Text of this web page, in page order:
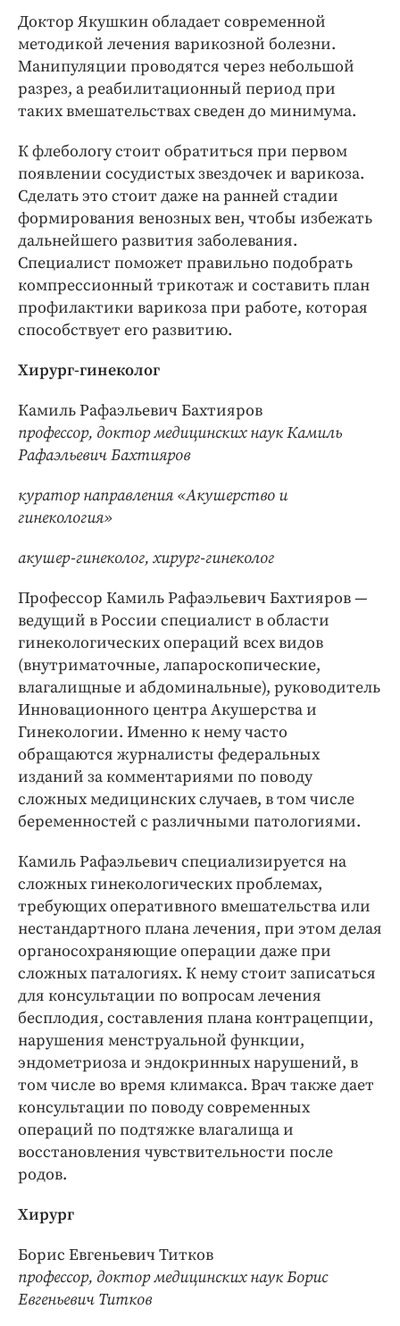
Доктор Якушкин обладает современной
методикой лечения варикозной болезни.
Манипуляции проводятся через небольшой
разрез, а реабилитационный период при
таких вмешательствах сведен до минимума.
К флебологу стоит обратиться при первом
появлении сосудистых звездочек и варикоза.
Сделать это стоит даже на ранней стадии
формирования венозных вен, чтобы избежать
дальнейшего развития заболевания.
Специалист поможет правильно подобрать
компрессионный трикотаж и составить план
профилактики варикоза при работе, которая
способствует его развитию.
Хирург-гинеколог
Камиль Рафаэльевич Бахтияров
профессор, доктор медицинских наук Камиль
Рафаэльевич Бахтияров
куратор направления «Акушерство и
гинекология»
акушер-гинеколог, хирург-гинеколог
Профессор Камиль Рафаэльевич Бахтияров —
ведущий в России специалист в области
гинекологических операций всех видов
(внутриматочные, лапароскопические,
влагалищные и абдоминальные), руководитель
Инновационного центра Акушерства и
Гинекологии. Именно к нему часто
обращаются журналисты федеральных
изданий за комментариями по поводу
сложных медицинских случаев, в том числе
беременностей с различными патологиями.
Камиль Рафаэльевич специализируется на
сложных гинекологических проблемах,
требующих оперативного вмешательства или
нестандартного плана лечения, при этом делая
органосохраняющие операции даже при
сложных паталогиях. К нему стоит записаться
для консультации по вопросам лечения
бесплодия, составления плана контрацепции,
нарушения менструальной функции,
эндометриоза и эндокринных нарушений, в
том числе во время климакса. Врач также дает
консультации по поводу современных
операций по подтяжке влагалища и
восстановления чувствительности после
родов.
Хирург
Борис Евгеньевич Титков
профессор, доктор медицинских наук Борис
Евгеньевич Титков